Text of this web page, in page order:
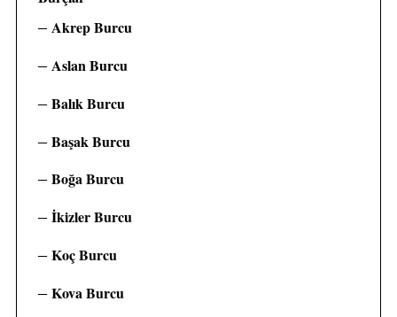
Akrep Burcu
Aslan Burcu
Balık Burcu
Başak Burcu
Boğa Burcu
İkizler Burcu
Koç Burcu
Kova Burcu
o
: